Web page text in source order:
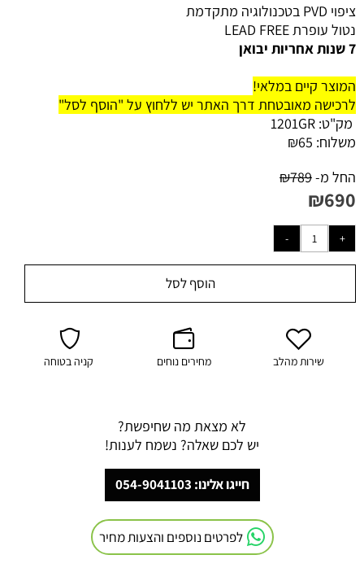
ציפוי PVD בטכנולוגיה מתקדמת
נטול עופרת LEAD FREE
7 שנות אחריות יבואן
המוצר קיים במלאי!
לרכישה מאובטחת דרך האתר יש ללחוץ על "הוסף לסל"
מק"ט: 1201GR
משלוח:
₪65
החל מ-
₪789
₪690
הוסף לסל
שירות מהלב מחירים נוחים קניה בטוחה
לא מצאת מה שחיפשת?
יש לכם שאלה? נשמח לענות!
חייגו אלינו: 054-9041103
לפרטים נוספים והצעות מחיר